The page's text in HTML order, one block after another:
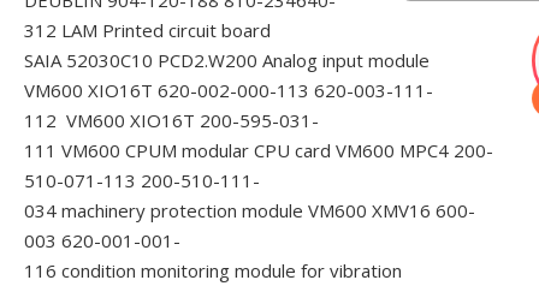
312 LAM Printed circuit board
SAIA 52030C10 PCD2.W200 Analog input module
VM600 XIO16T 620-002-000-113 620-003-111-
112 VM600 XIO16T 200-595-031-
111 VM600 CPUM modular CPU card VM600 MPC4 200-
510-071-113 200-510-111-
034 machinery protection module VM600 XMV16 600-
003 620-001-001-
116 condition monitoring module for vibration